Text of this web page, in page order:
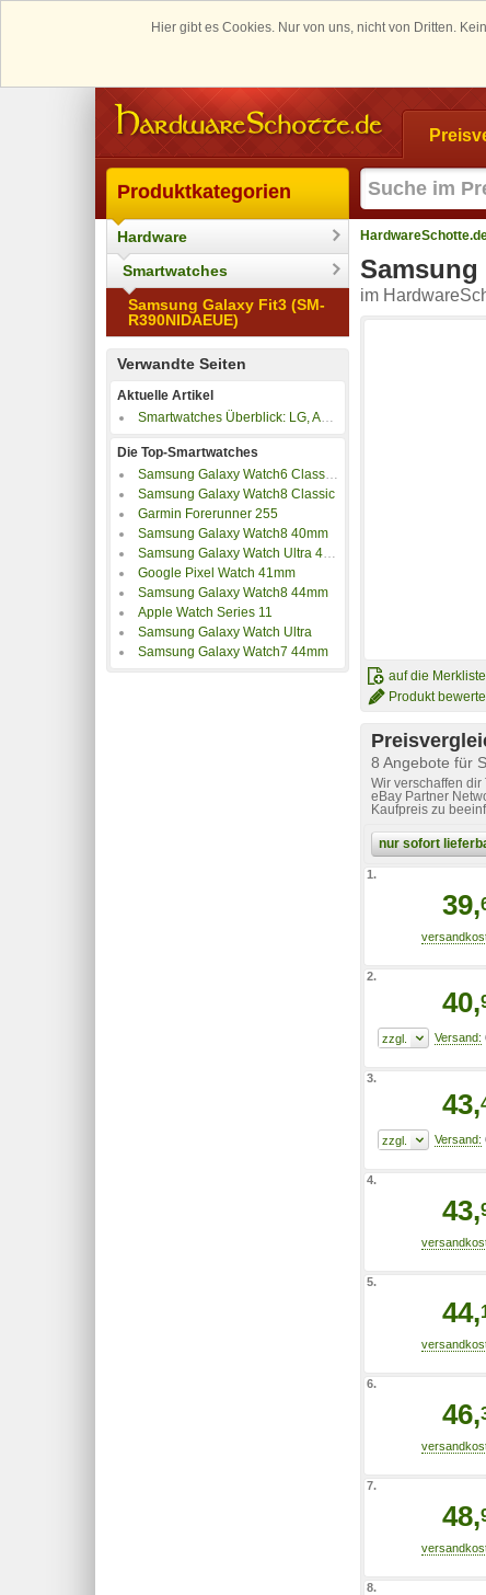
Hier gibt es Cookies. Nur von uns, nicht von Dritten.
Produktkategorien
Hardware
Smartwatches
Samsung Galaxy Fit3 (SM-
R390NIDAEUE)
Verwandte Seiten
Aktuelle Artikel
Smartwatches Überblick: LG, Apple, Motorola, Pebble, Sony, Asus, Samsung
Die Top-Smartwatches
Samsung Galaxy Watch6 Classic 47mm
Samsung Galaxy Watch8 Classic
Garmin Forerunner 255
Samsung Galaxy Watch8 40mm
Samsung Galaxy Watch Ultra 47mm
Google Pixel Watch 41mm
Samsung Galaxy Watch8 44mm
Apple Watch Series 11
Samsung Galaxy Watch Ultra
Samsung Galaxy Watch7 44mm
Samsung
im
auf die Merkliste
Produkt
8 Angebote für
Wir verschaffen
eBay Partner
Kaufpreis zu
nur sofort
1.
39,
2.
40,
3.
43,
4.
43,
5.
44,
6.
46,
7.
48,
8.